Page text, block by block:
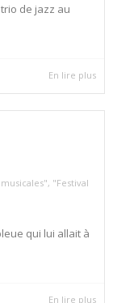
de jazz au
En lire plus
, "Festival
qui lui allait à
En lire plus